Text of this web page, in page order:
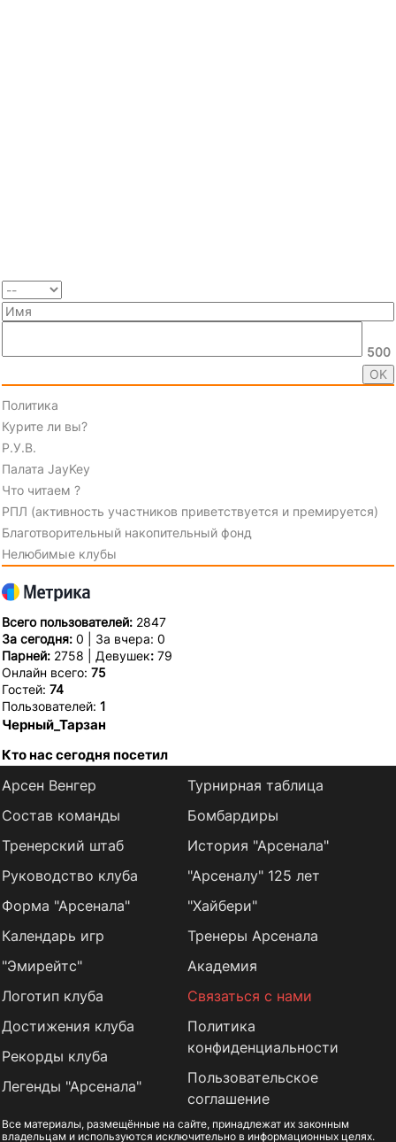
500
Политика
Курите ли вы?
Р.У.В.
Палата JayKey
Что читаем ?
РПЛ (активность участников приветствуется и премируется)
Благотворительный накопительный фонд
Нелюбимые клубы
Всего пользователей: 2847
За сегодня: 0 | За вчера: 0
Парней: 2758 | Девушек: 79
Онлайн всего: 75
Гостей: 74
Пользователей: 1
Черный_Тарзан
Кто нас сегодня посетил
Арсен Венгер
Состав команды
Тренерский штаб
Руководство клуба
Форма "Арсенала"
Календарь игр
Турнирная таблица
Бомбардиры
История "Арсенала"
"Арсеналу" 125 лет
"Хайбери"
Тренеры Арсенала
"Эмирейтс"
Логотип клуба
Достижения клуба
Рекорды клуба
Легенды "Арсенала"
Академия
Связаться с нами
Политика
конфиденциальности
Пользовательское
соглашение
Все материалы, размещённые на сайте, принадлежат их законным
владельцам и используются исключительно в информационных целях.